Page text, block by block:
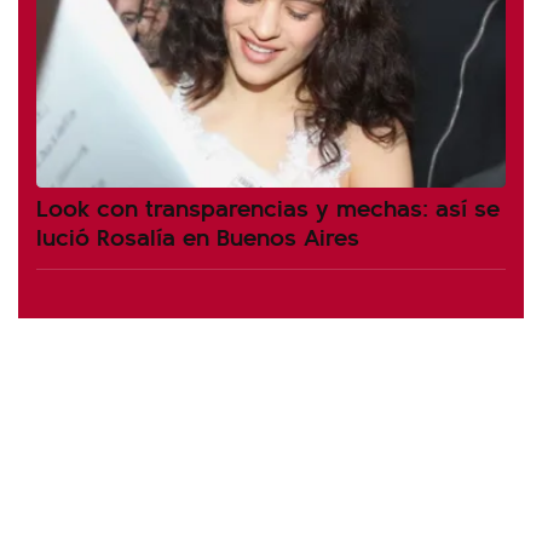
Look con transparencias y mechas: así se
lució Rosalía en Buenos Aires